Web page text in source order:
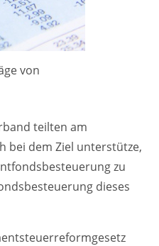
von
teilten am
bei dem Ziel unterstütze,
zu
dieses